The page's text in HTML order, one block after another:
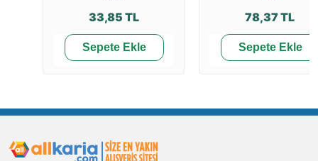
33,85 TL
Sepete Ekle
78,37 TL
Sepete Ekle